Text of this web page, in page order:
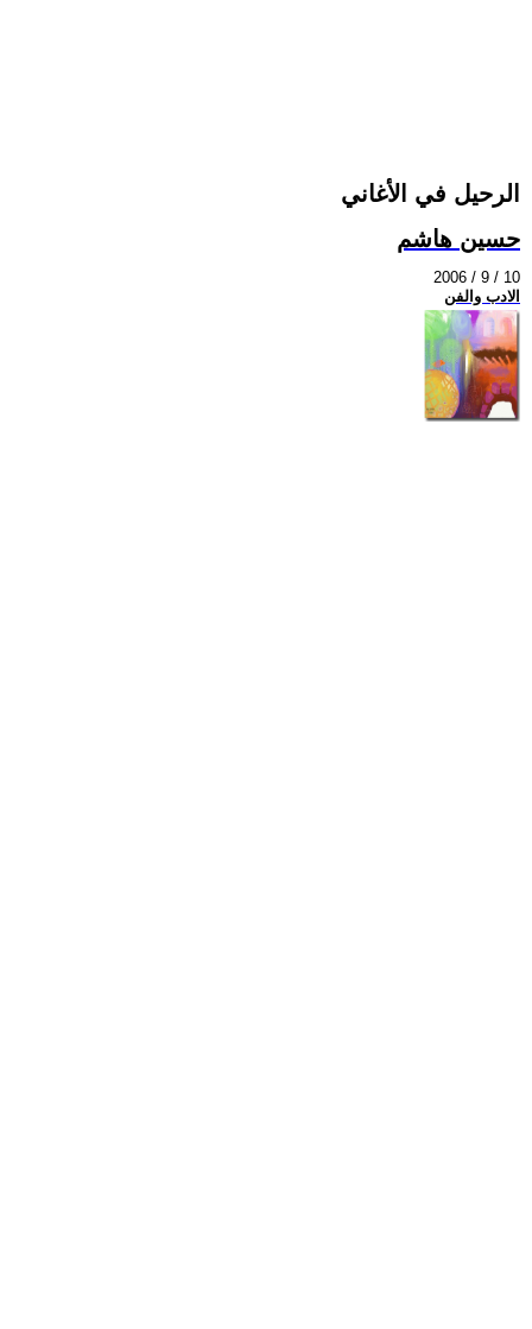
الرحيل في الأغاني
حسين هاشم
2006 / 9 / 10
الادب والفن